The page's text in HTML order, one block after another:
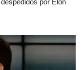
por Elon